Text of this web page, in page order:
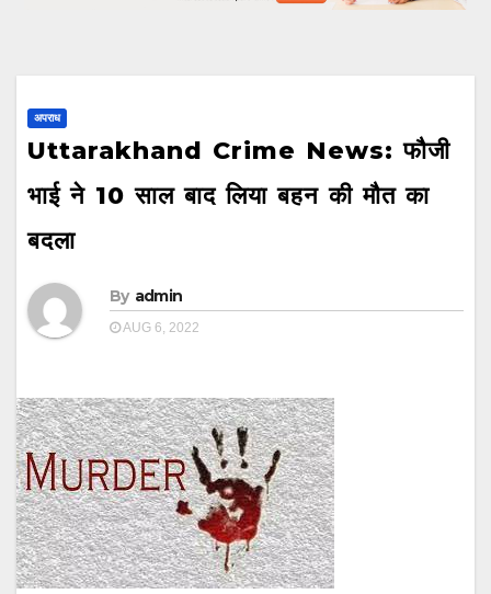
अपराध
Uttarakhand Crime News: फौजी
भाई ने 10 साल बाद लिया बहन की मौत का
बदला
By admin
AUG 6, 2022